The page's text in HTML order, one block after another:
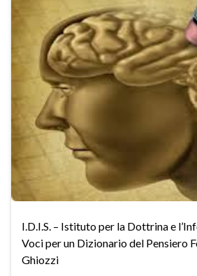
I.D.I.S. – Istituto per la Dottrina e
Voci per un Dizionario del Pensiero
Ghiozzi